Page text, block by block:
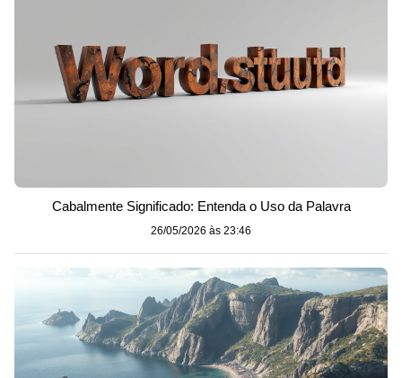
Cabalmente Significado: Entenda o Uso da Palavra
26/05/2026 às 23:46